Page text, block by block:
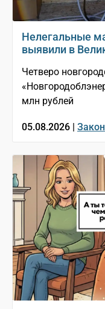
Нелегальные
выявили в
Четверо
млн рублей
05.08.2026 | Закон